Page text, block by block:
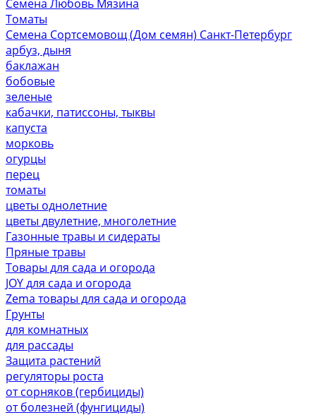
Семена Любовь Мязина
Томаты
Семена Сортсемовощ (Дом семян) Санкт-Петербург
арбуз, дыня
баклажан
бобовые
зеленые
кабачки, патиссоны, тыквы
капуста
морковь
огурцы
перец
томаты
цветы однолетние
цветы двулетние, многолетние
Газонные травы и сидераты
Пряные травы
Товары для сада и огорода
JOY для сада и огорода
Zema товары для сада и огорода
Грунты
для комнатных
для рассады
Защита растений
регуляторы роста
от сорняков (гербициды)
от болезней (фунгициды)